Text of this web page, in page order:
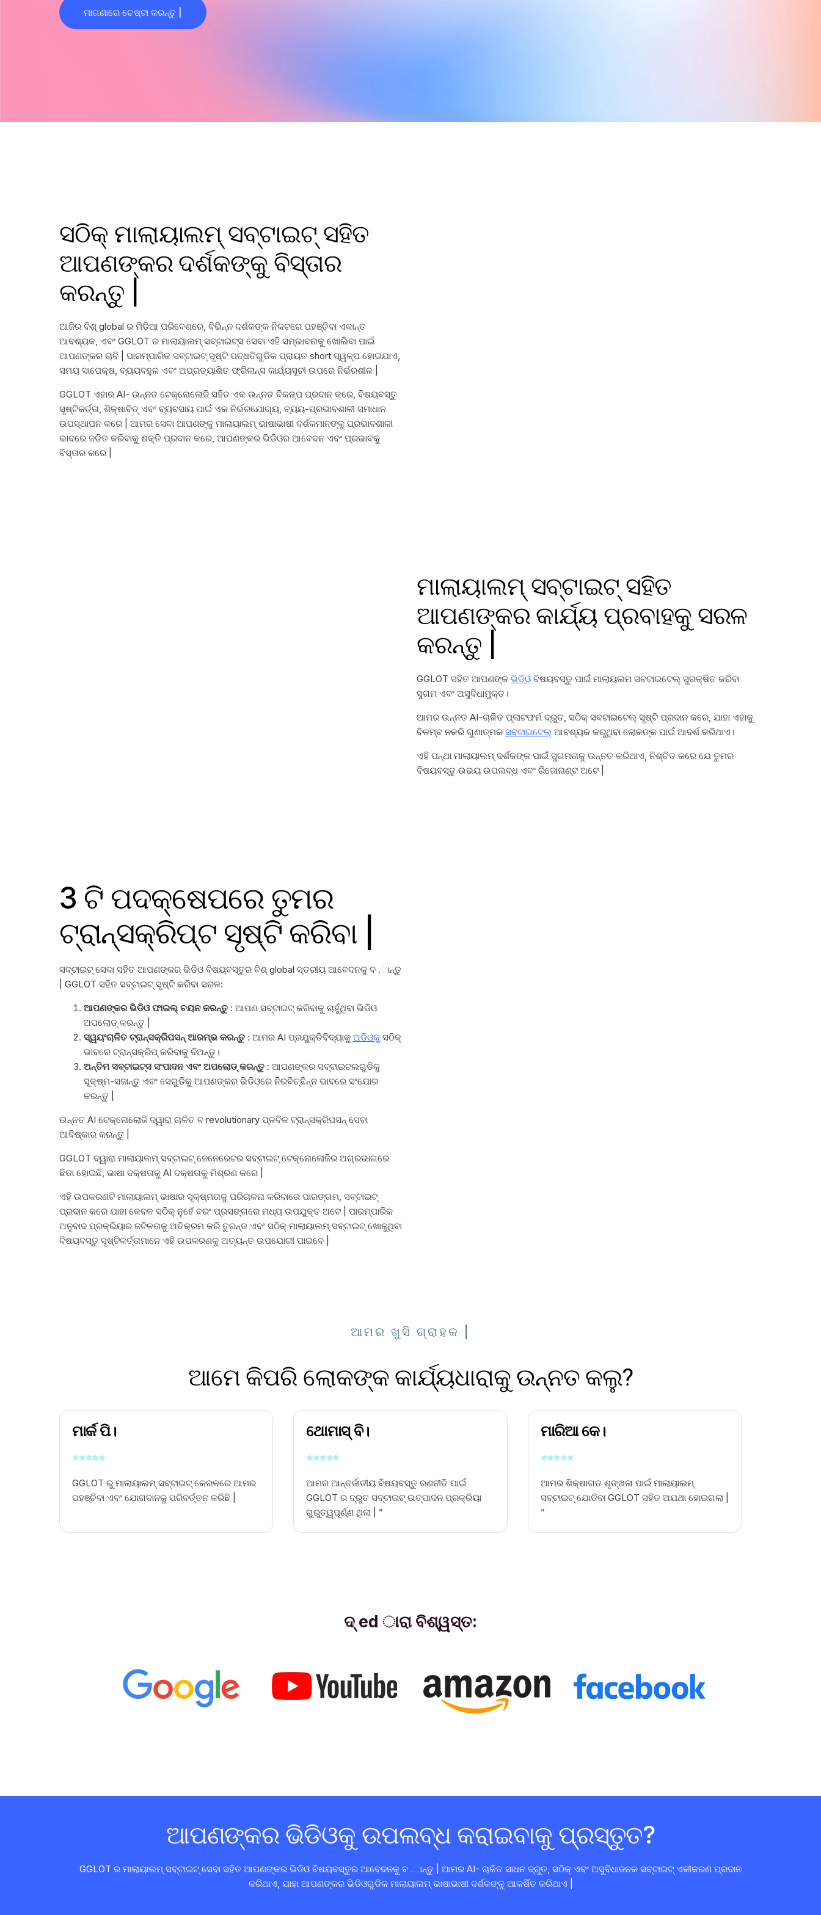
ମାଗଣାରେ ଚେଷ୍ଟା କରନ୍ତୁ |
ସଠିକ୍ ମାଲାୟାଲମ୍ ସବ୍ଟାଇଟ୍ ସହିତ
ଆପଣଙ୍କର ଦର୍ଶକଙ୍କୁ ବିସ୍ତାର
କରନ୍ତୁ |
ଆଜିର ବିଶ୍ global ର ମିଡିଆ ପରିବେଶରେ, ବିଭିନ୍ନ ଦର୍ଶକଙ୍କ ନିକଟରେ ପହଞ୍ଚିବା ଏକାନ୍ତ
ଆବଶ୍ୟକ, ଏବଂ GGLOT ର ମାଲାୟାଲମ୍ ସବ୍ଟାଇଟ୍ସ ସେବା ଏହି ସମ୍ଭାବନାକୁ ଖୋଲିବା ପାଇଁ
ଆପଣଙ୍କର ଚାବି | ପାରମ୍ପାରିକ ସବ୍ଟାଇଟ୍ ସୃଷ୍ଟି ପଦ୍ଧତିଗୁଡିକ ପ୍ରାୟତ short ସ୍ୱଳ୍ପ ହୋଇଯାଏ,
ସମୟ ସାପେକ୍ଷ, ବ୍ୟୟବହୁଳ ଏବଂ ଅପ୍ରତ୍ୟାଶିତ ଫ୍ରିଲାନ୍ସ କାର୍ଯ୍ୟସୂଚୀ ଉପରେ ନିର୍ଭରଶୀଳ |
GGLOT ଏହାର AI- ଉନ୍ନତ ଟେକ୍ନୋଲୋଜି ସହିତ ଏକ ଉନ୍ନତ ବିକଳ୍ପ ପ୍ରଦାନ କରେ, ବିଷୟବସ୍ତୁ
ସୃଷ୍ଟିକର୍ତ୍ତା, ଶିକ୍ଷାବିତ୍ ଏବଂ ବ୍ୟବସାୟ ପାଇଁ ଏକ ନିର୍ଭରଯୋଗ୍ୟ, ବ୍ୟୟ-ପ୍ରଭାବଶାଳୀ ସମାଧାନ
ଉପସ୍ଥାପନ କରେ | ଆମର ସେବା ଆପଣଙ୍କୁ ମାଲାୟାଲମ୍ ଭାଷାଭାଷୀ ଦର୍ଶକମାନଙ୍କୁ ପ୍ରଭାବଶାଳୀ
ଭାବରେ ଜଡିତ କରିବାକୁ ଶକ୍ତି ପ୍ରଦାନ କରେ, ଆପଣଙ୍କର ଭିଡିଓର ଆବେଦନ ଏବଂ ପ୍ରଭାବକୁ
ବିସ୍ତାର କରେ |
ମାଲାୟାଲମ୍ ସବ୍ଟାଇଟ୍ ସହିତ
ଆପଣଙ୍କର କାର୍ଯ୍ୟ ପ୍ରବାହକୁ ସରଳ
କରନ୍ତୁ |
GGLOT ସହିତ ଆପଣଙ୍କ ଭିଡିଓ ବିଷୟବସ୍ତୁ ପାଇଁ ମାଲାୟଲମ ସବଟାଇଟେଲ୍ ସୁରକ୍ଷିତ କରିବା
ସୁଗମ ଏବଂ ଅସୁବିଧାମୁକ୍ତ।
ଆମର ଉନ୍ନତ AI-ଚାଳିତ ପ୍ଲାଟଫର୍ମ ଦ୍ରୁତ, ସଠିକ୍ ସବଟାଇଟେଲ୍ ସୃଷ୍ଟି ପ୍ରଦାନ କରେ, ଯାହା ଏହାକୁ
ବିଳମ୍ବ ନକରି ଗୁଣାତ୍ମକ ସବଟାଇଟେଲ୍ ଆବଶ୍ୟକ କରୁଥିବା ଲୋକଙ୍କ ପାଇଁ ଆଦର୍ଶ କରିଥାଏ।
ଏହି ପନ୍ଥା ମାଲାୟାଲମ୍ ଦର୍ଶକଙ୍କ ପାଇଁ ସୁଗମତାକୁ ଉନ୍ନତ କରିଥାଏ, ନିଶ୍ଚିତ କରେ ଯେ ତୁମର
ବିଷୟବସ୍ତୁ ଉଭୟ ଉପଲବ୍ଧ ଏବଂ ରିଜୋନାଣ୍ଟ ଅଟେ |
3 ଟି ପଦକ୍ଷେପରେ ତୁମର
ଟ୍ରାନ୍ସକ୍ରିପ୍ଟ ସୃଷ୍ଟି କରିବା |
ସବ୍ଟାଇଟ୍ ସେବା ସହିତ ଆପଣଙ୍କର ଭିଡିଓ ବିଷୟବସ୍ତୁର ବିଶ୍ global ସ୍ତରୀୟ ଆବେଦନକୁ ବ .ାନ୍ତୁ
| GGLOT ସହିତ ସବ୍ଟାଇଟ୍ ସୃଷ୍ଟି କରିବା ସରଳ:
ଆପଣଙ୍କର ଭିଡିଓ ଫାଇଲ୍ ଚୟନ କରନ୍ତୁ : ଆପଣ ସବ୍ଟାଇଟ୍ କରିବାକୁ ଚାହୁଁଥିବା ଭିଡିଓ
ଅପଲୋଡ୍ କରନ୍ତୁ |
ସ୍ୱୟଂଚାଳିତ ଟ୍ରାନ୍ସକ୍ରିପସନ୍ ଆରମ୍ଭ କରନ୍ତୁ : ଆମର AI ପ୍ରଯୁକ୍ତିବିଦ୍ୟାକୁ ଅଡିଓକୁ ସଠିକ୍
ଭାବରେ ଟ୍ରାନ୍ସକ୍ରିପ୍ କରିବାକୁ ଦିଅନ୍ତୁ।
ଅନ୍ତିମ ସବ୍ଟାଇଟ୍ସ ସଂପାଦନ ଏବଂ ଅପଲୋଡ୍ କରନ୍ତୁ : ଆପଣଙ୍କର ସବ୍ଟାଇଟଲଗୁଡିକୁ
ସୂକ୍ଷ୍ମ-ସଜାନ୍ତୁ ଏବଂ ସେଗୁଡିକୁ ଆପଣଙ୍କର ଭିଡିଓରେ ନିରବିଚ୍ଛିନ୍ନ ଭାବରେ ସଂଯୋଗ
କରନ୍ତୁ |
ଉନ୍ନତ AI ଟେକ୍ନୋଲୋଜି ଦ୍ୱାରା ଚାଳିତ ବ revolutionary ପ୍ଳବିକ ଟ୍ରାନ୍ସକ୍ରିପସନ୍ ସେବା
ଆବିଷ୍କାର କରନ୍ତୁ |
GGLOT ଦ୍ୱାରା ମାଲାୟାଲମ୍ ସବ୍ଟାଇଟ୍ ଜେନେରେଟର ସବ୍ଟାଇଟ୍ ଟେକ୍ନୋଲୋଜିର ଅଗ୍ରଭାଗରେ
ଛିଡା ହୋଇଛି, ଭାଷା ଦକ୍ଷତାକୁ AI ଦକ୍ଷତାକୁ ମିଶ୍ରଣ କରେ |
ଏହି ଉପକରଣଟି ମାଲାୟାଲମ୍ ଭାଷାର ସୂକ୍ଷ୍ମତାକୁ ପରିଚାଳନା କରିବାରେ ପାରଙ୍ଗମ, ସବ୍ଟାଇଟ୍
ପ୍ରଦାନ କରେ ଯାହା କେବଳ ସଠିକ୍ ନୁହେଁ ବରଂ ପ୍ରସଙ୍ଗରେ ମଧ୍ୟ ଉପଯୁକ୍ତ ଅଟେ | ପାରମ୍ପାରିକ
ଅନୁବାଦ ପ୍ରକ୍ରିୟାର ଜଟିଳତାକୁ ଅତିକ୍ରମ କରି ତୁରନ୍ତ ଏବଂ ସଠିକ୍ ମାଲାୟାଲମ୍ ସବ୍ଟାଇଟ୍ ଖୋଜୁଥିବା
ବିଷୟବସ୍ତୁ ସୃଷ୍ଟିକର୍ତ୍ତାମାନେ ଏହି ଉପକରଣକୁ ଅତ୍ୟନ୍ତ ଉପଯୋଗୀ ପାଇବେ |
ଆମର ଖୁସି ଗ୍ରାହକ |
ଆମେ କିପରି ଲୋକଙ୍କ କାର୍ଯ୍ୟଧାରାକୁ ଉନ୍ନତ କଲୁ?
ମାର୍କ ପି।
⭐⭐⭐⭐⭐
GGLOT ରୁ ମାଲାୟାଲମ୍ ସବ୍ଟାଇଟ୍ କେରଳରେ ଆମର
ପହଞ୍ଚିବା ଏବଂ ଯୋଗଦାନକୁ ପରିବର୍ତ୍ତନ କରିଛି |
ଥୋମାସ୍ ବି।
⭐⭐⭐⭐⭐
ଆମର ଆନ୍ତର୍ଜାତୀୟ ବିଷୟବସ୍ତୁ ରଣନୀତି ପାଇଁ
GGLOT ର ଦ୍ରୁତ ସବ୍ଟାଇଟ୍ ଉତ୍ପାଦନ ପ୍ରକ୍ରିୟା
ଗୁରୁତ୍ୱପୂର୍ଣ୍ଣ ଥିଲା | ”
ମାରିଆ କେ।
⭐⭐⭐⭐⭐
ଆମର ଶିକ୍ଷାଗତ ଶୃଙ୍ଖଳା ପାଇଁ ମାଲାୟାଲମ୍
ସବ୍ଟାଇଟ୍ ଯୋଡିବା GGLOT ସହିତ ଅଯଥା ହୋଇଗଲା |
”
ଦ୍ ed ାରା ବିଶ୍ୱସ୍ତ:
ଆପଣଙ୍କର ଭିଡିଓକୁ ଉପଲବ୍ଧ କରାଇବାକୁ ପ୍ରସ୍ତୁତ?
GGLOT ର ମାଲାୟାଲମ୍ ସବ୍ଟାଇଟ୍ ସେବା ସହିତ ଆପଣଙ୍କର ଭିଡିଓ ବିଷୟବସ୍ତୁର ଆବେଦନକୁ ବ .ାନ୍ତୁ | ଆମର AI- ଚାଳିତ ସାଧନ ଦ୍ରୁତ, ସଠିକ୍ ଏବଂ ଅସୁବିଧାଜନକ ସବ୍ଟାଇଟ୍ ଏକୀକରଣ ପ୍ରଦାନ
କରିଥାଏ, ଯାହା ଆପଣଙ୍କର ଭିଡିଓଗୁଡିକ ମାଲାୟାଲମ୍ ଭାଷାଭାଷୀ ଦର୍ଶକଙ୍କୁ ଆକର୍ଷିତ କରିଥାଏ |